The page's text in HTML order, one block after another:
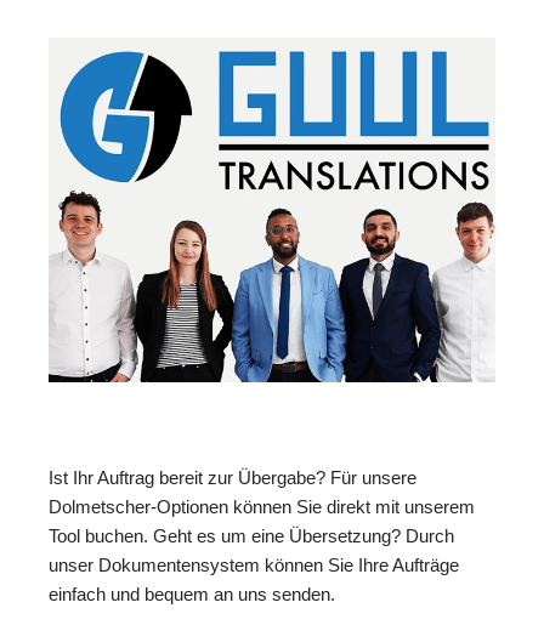
Ist Ihr Auftrag bereit zur Übergabe? Für unsere
Dolmetscher-Optionen können Sie direkt mit unserem
Tool buchen. Geht es um eine Übersetzung? Durch
unser Dokumentensystem können Sie Ihre Aufträge
einfach und bequem an uns senden.